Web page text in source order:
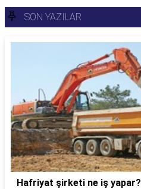
SON YAZILAR
Hafriyat şirketi ne iş yapar?